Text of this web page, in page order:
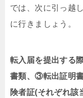
では、次に引っ越
に行きましょう。
転入届を提出する
書類、③転出証明
険者証(それぞれ